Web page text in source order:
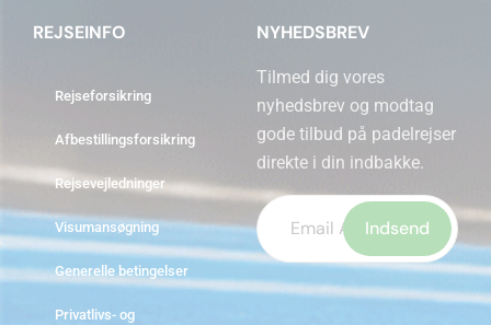
REJSEINFO
Rejseforsikring
Afbestillingsforsikring
Rejsevejledninger
Visumansøgning
Generelle betingelser
Privatlivs- og
NYHEDSBREV
Tilmed dig vores
nyhedsbrev og modtag
gode tilbud på padelrejser
direkte i din indbakke.
Lad